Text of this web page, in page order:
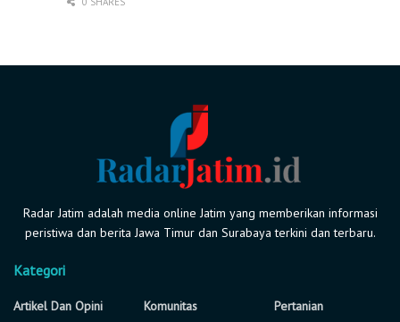
Radar Jatim adalah media online Jatim yang memberikan informasi
peristiwa dan berita Jawa Timur dan Surabaya terkini dan terbaru.
Kategori
Artikel Dan Opini
Komunitas
Pertanian